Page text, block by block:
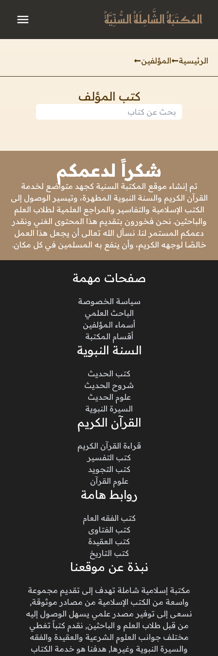
المَكتَبَةُ الشَّامِلَةُ السُّنِّيَّةُ
الرئيسية المؤلفين
كتب المؤلف
شكراً لدعمكم
تم إنشاء موقع المكتبة السنية كجهد متواضع لخدمة
القرآن الكريم والسنة النبوية المطهرة، وتيسير الوصول إلى
الكتب الإسلامية والتفاسير والمراجع العلمية لطلاب العلم
والباحثين. نحن فخورون بتقديم هذا المحتوى الغني ونقدر
دعمكم المستمر لنا. نسأل الله تعالى أن يجعل هذا العمل
خالصًا لوجهه الكريم، وأن ينفع به المسلمين في كل مكان.
صفحات مهمة
سياسة الخصوصة
الباحث العلمي
أسماء المؤلفين
أقسام المكتبة
السنة النبوية
كتب الحديث
شروح الحديث
علوم الحديث
السيرة النبوية
القرآن الكريم
قراءة القرآن الكريم
كتب التفسير
كتب التجويد
علوم القرآن
روابط هامة
كتب الفقه العام
كتب الفتاوى
كتب العقيدة
كتب التاريخ
نبذة عن موقعنا
مكتبة إسلامية شاملة تهدف إلى تقديم مجموعة
واسعة من الكتب الإسلامية من مصادر موثوقة,
نسعى إلى توفير مصدر علمي يسهل الوصول إليه
من قبل طلاب العلم و الباحثين, نقدم كتباً تغطي
مختلف جوانب العلوم الشرعية والعقيدة والفقه
والسيرة النبوية وغيرها, هدفنا هو خدمة الكتاب